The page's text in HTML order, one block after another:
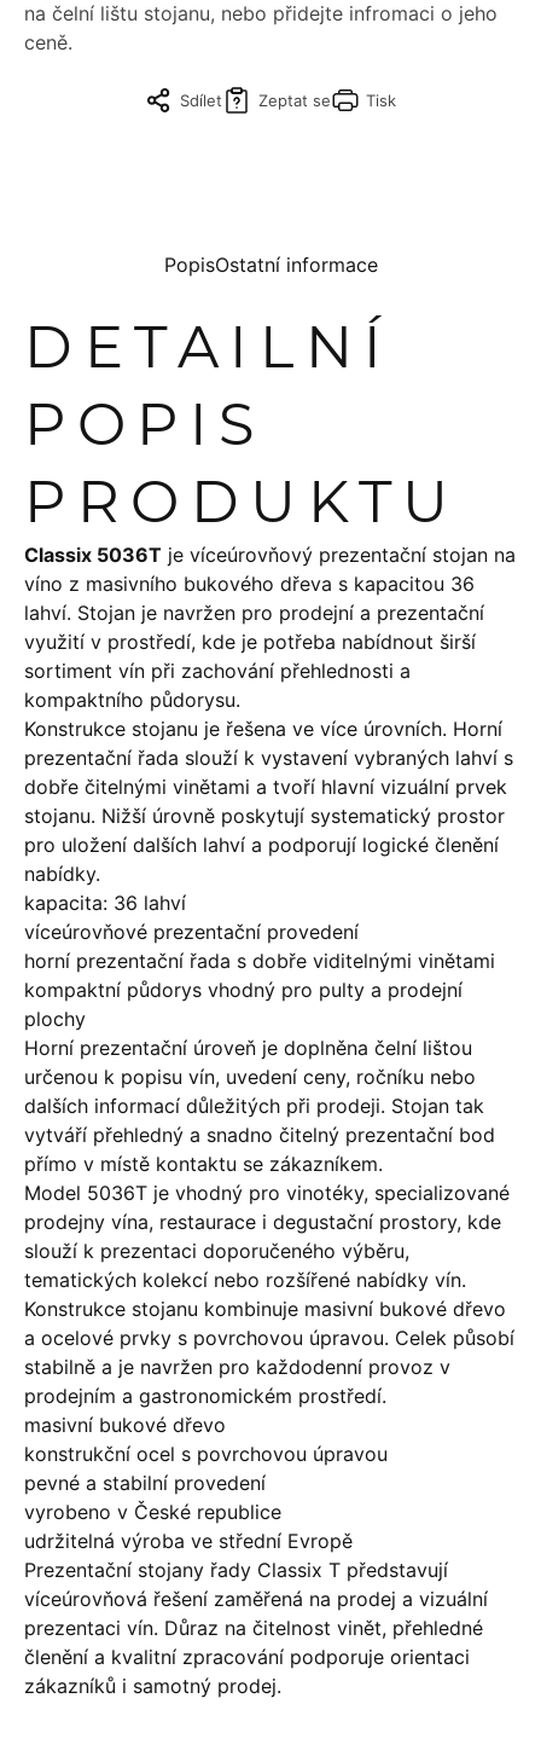
na čelní lištu stojanu, nebo přidejte infromaci o jeho
ceně.
Tisk
Zeptat se
Sdílet
PopisOstatní informace
DETAILNÍ
POPIS
PRODUKTU
Classix 5036T je víceúrovňový prezentační stojan na
víno z masivního bukového dřeva s kapacitou 36
lahví. Stojan je navržen pro prodejní a prezentační
využití v prostředí, kde je potřeba nabídnout širší
sortiment vín při zachování přehlednosti a
kompaktního půdorysu.
Konstrukce stojanu je řešena ve více úrovních. Horní
prezentační řada slouží k vystavení vybraných lahví s
dobře čitelnými vinětami a tvoří hlavní vizuální prvek
stojanu. Nižší úrovně poskytují systematický prostor
pro uložení dalších lahví a podporují logické členění
nabídky.
kapacita: 36 lahví
víceúrovňové prezentační provedení
horní prezentační řada s dobře viditelnými vinětami
kompaktní půdorys vhodný pro pulty a prodejní
plochy
Horní prezentační úroveň je doplněna čelní lištou
určenou k popisu vín, uvedení ceny, ročníku nebo
dalších informací důležitých při prodeji. Stojan tak
vytváří přehledný a snadno čitelný prezentační bod
přímo v místě kontaktu se zákazníkem.
Model 5036T je vhodný pro vinotéky, specializované
prodejny vína, restaurace i degustační prostory, kde
slouží k prezentaci doporučeného výběru,
tematických kolekcí nebo rozšířené nabídky vín.
Konstrukce stojanu kombinuje masivní bukové dřevo
a ocelové prvky s povrchovou úpravou. Celek působí
stabilně a je navržen pro každodenní provoz v
prodejním a gastronomickém prostředí.
masivní bukové dřevo
konstrukční ocel s povrchovou úpravou
pevné a stabilní provedení
vyrobeno v České republice
udržitelná výroba ve střední Evropě
Prezentační stojany řady Classix T představují
víceúrovňová řešení zaměřená na prodej a vizuální
prezentaci vín. Důraz na čitelnost vinět, přehledné
členění a kvalitní zpracování podporuje orientaci
zákazníků i samotný prodej.